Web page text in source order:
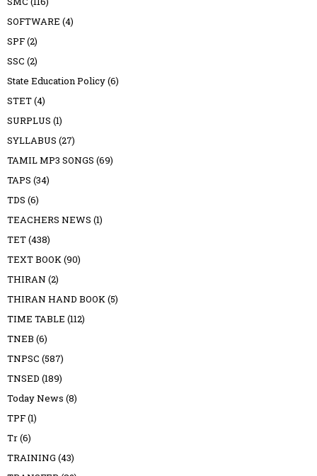
SOFTWARE (4)
SPF(2)
SSC (2)
State Education Policy(6)
STET(4)
SURPLUS (1)
SYLLABUS (27)
TAMIL MP3 SONGS (69)
TAPS (34)
TDS (6)
TEACHERS NEWS (1)
TET(438)
TEXT BOOK(90)
THIRAN (2)
THIRAN HAND BOOK(5)
TIME TABLE (112)
TNEB (6)
TNPSC (587)
TNSED (189)
Today News (8)
TPF(1)
Tr(6)
TRAINING (43)